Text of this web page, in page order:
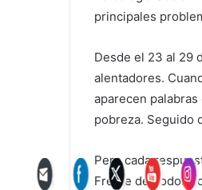
principales
Desde el 23 al 29
alentadores.
aparecen
pobreza. Seguido
Pero cada
Frente de Todos,